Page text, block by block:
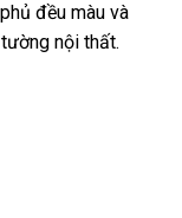
đều màu và
nội thất.